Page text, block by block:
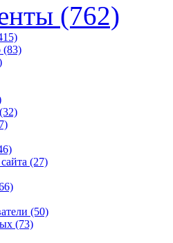
(762)
(83)
(32)
(27)
(50)
(73)